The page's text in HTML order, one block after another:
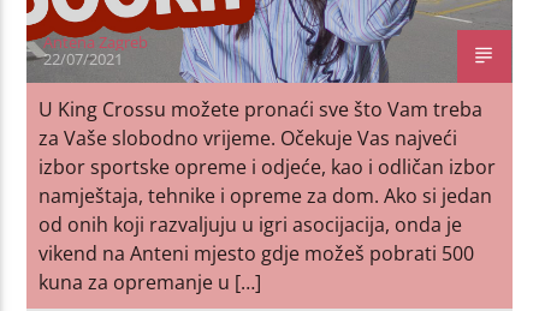
Antena Zagreb
22/07/2021
U King Crossu možete pronaći sve što Vam treba
za Vaše slobodno vrijeme. Očekuje Vas najveći
izbor sportske opreme i odjeće, kao i odličan izbor
namještaja, tehnike i opreme za dom. Ako si jedan
od onih koji razvaljuju u igri asocijacija, onda je
vikend na Anteni mjesto gdje možeš pobrati 500
kuna za opremanje u […]